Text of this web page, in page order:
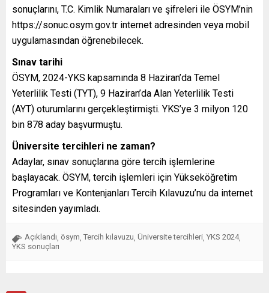
sonuçlarını, T.C. Kimlik Numaraları ve şifreleri ile ÖSYM’nin
https://sonuc.osym.gov.tr internet adresinden veya mobil
uygulamasından öğrenebilecek.
Sınav tarihi
ÖSYM, 2024-YKS kapsamında 8 Haziran’da Temel
Yeterlilik Testi (TYT), 9 Haziran’da Alan Yeterlilik Testi
(AYT) oturumlarını gerçekleştirmişti. YKS’ye 3 milyon 120
bin 878 aday başvurmuştu.
Üniversite tercihleri ne zaman?
Adaylar, sınav sonuçlarına göre tercih işlemlerine
başlayacak. ÖSYM, tercih işlemleri için Yükseköğretim
Programları ve Kontenjanları Tercih Kılavuzu’nu da internet
sitesinden yayımladı.
Açıklandı ösym Tercih kılavuzu Üniversite tercihleri YKS 2024,
YKS sonuçları